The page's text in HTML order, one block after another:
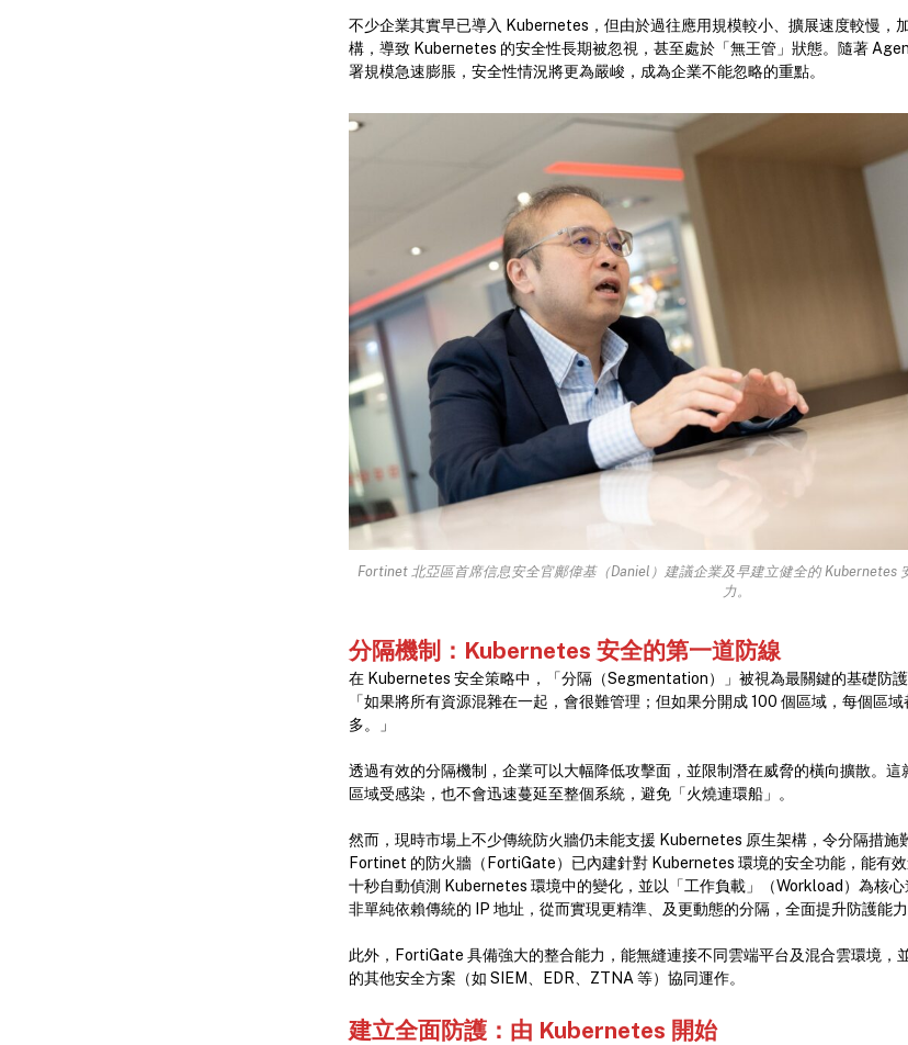
不少企業其實早已導入 Kubernetes，但由於過往應用規模較小、擴展速度較慢，
構，導致 Kubernetes 的安全性長期被忽視，甚至處於「無王管」狀態。隨著
署規模急速膨脹，安全性情況將更為嚴峻，成為企業不能忽略的重點。
Fortinet 北亞區首席信息安全官鄺偉基（Daniel）建議企業及早建立健全的 Kubernetes
力。
分隔機制：Kubernetes 安全的第一道防線
在 Kubernetes 安全策略中，「分隔（Segmentation）」被視為最關鍵的基礎防
「如果將所有資源混雜在一起，會很難管理；但如果分開成 100 個區域，每個區
多。」
透過有效的分隔機制，企業可以大幅降低攻擊面，並限制潛在威脅的橫向擴散。
區域受感染，也不會迅速蔓延至整個系統，避免「火燒連環船」。
然而，現時市場上不少傳統防火牆仍未能支援 Kubernetes 原生架構，令分隔措施
Fortinet 的防火牆（FortiGate）已內建針對 Kubernetes 環境的安全功能，能有
十秒自動偵測 Kubernetes 環境中的變化，並以「工作負載」（Workload）為核
非單純依賴傳統的 IP 地址，從而實現更精準、及更動態的分隔，全面提升防護能力
此外，FortiGate 具備強大的整合能力，能無縫連接不同雲端平台及混合雲環境
的其他安全方案（如 SIEM、EDR、ZTNA 等）協同運作。
建立全面防護：由 Kubernetes 開始